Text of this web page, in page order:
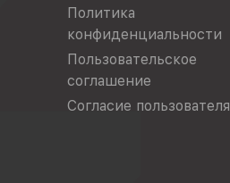
Политика
конфиденциальности
Пользовательское
соглашение
Согласие пользователя